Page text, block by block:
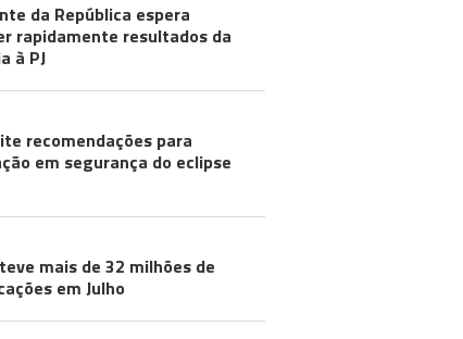
da República espera
rapidamente resultados da
à PJ
recomendações para
em segurança do eclipse
teve mais de 32 milhões de
em Julho